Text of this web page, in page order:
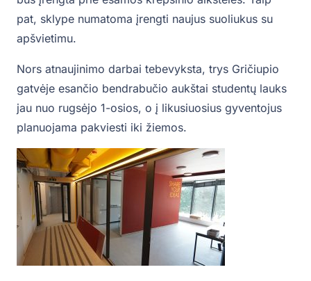
pat, sklype numatoma įrengti naujus suoliukus su
apšvietimu.
Nors atnaujinimo darbai tebevyksta, trys Gričiupio
gatvėje esančio bendrabučio aukštai studentų lauks
jau nuo rugsėjo 1-osios, o į likusiuosius gyventojus
planuojama pakviesti iki žiemos.